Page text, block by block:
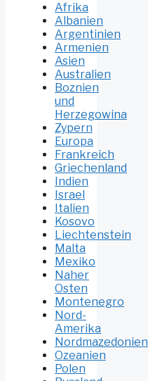
Afrika
Albanien
Argentinien
Armenien
Asien
Australien
Boznien
und
Herzegowina
Zypern
Europa
Frankreich
Griechenland
Indien
Israel
Italien
Kosovo
Liechtenstein
Malta
Mexiko
Naher
Osten
Montenegro
Nord-
Amerika
Nordmazedonien
Ozeanien
Polen